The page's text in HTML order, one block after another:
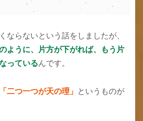
ならないという話をしましたが、
ように、片方が下がれば、もう片
っているんです。
「二つ一つが天の理」 というものが